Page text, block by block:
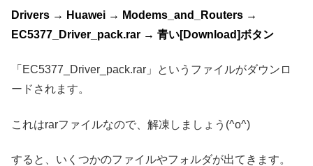
Drivers → Huawei → Modems_and_Routers →
EC5377_Driver_pack.rar → 青い[Download]ボタン
「EC5377_Driver_pack.rar」というファイルがダウンロ
ードされます。
これはrarファイルなので、解凍しましょう(^o^)
すると、いくつかのファイルやフォルダが出てきます。